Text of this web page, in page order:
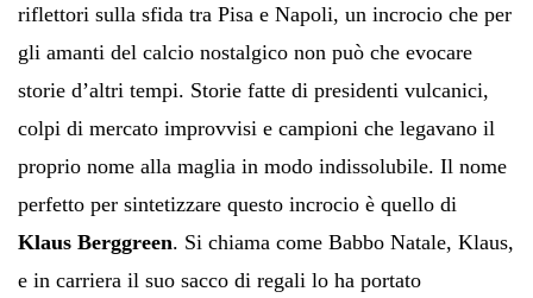
riflettori sulla sfida tra Pisa e Napoli, un incrocio che per
gli amanti del calcio nostalgico non può che evocare
storie d’altri tempi. Storie fatte di presidenti vulcanici,
colpi di mercato improvvisi e campioni che legavano il
proprio nome alla maglia in modo indissolubile. Il nome
perfetto per sintetizzare questo incrocio è quello di
Klaus Berggreen. Si chiama come Babbo Natale, Klaus,
e in carriera il suo sacco di regali lo ha portato